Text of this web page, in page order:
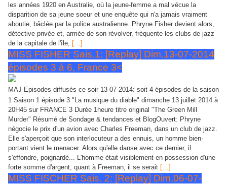
les années 1920 en Australie, où la jeune-femme a mal vécue la
disparition de sa jeune soeur et une enquête qui n'a jamais vraiment
aboutie, bâclée par la police australienne. Phryne Fisher devient alors,
détective privée et, armée de son révolver, fréquente les clubs de jazz
de la capitale de l'île, […]
MISS FISHER Sais.1: [Replay] Dim.13-07-2014
épisodes 3 à 6, France 3<
MAJ Episodes diffusés ce soir 13-07-2014: soit 4 épisodes de la saison
1 Saison 1 épisode 3 "La musique du diable" dimanche 13 juillet 2014 à
20H45 sur FRANCE 3 Durée 1heure titre original "The Green Mill
Murder" Résumé de Sondage & tendances et BlogOuvert: Phryne
négocie le prix d'un avion avec Charles Freeman, dans un club de jazz.
Elle s'aperçoit que son interlocuteur a des ennuis, un homme bien-
portant vient le menacer. Alors qu'elle danse avec ce dernier, il
s'effondre, poignardé... L'homme était visiblement en possession d'une
forte somme d'argent, quant à Freeman, il se serait […]
MISS FISCHER Sais. 2: [Replay] Dim.06-07-